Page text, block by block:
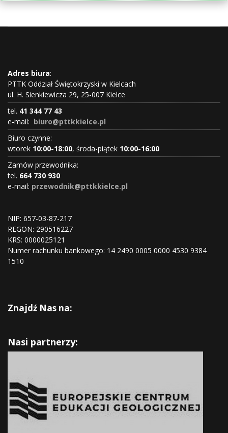
Adres biura:
PTTK Oddział Świętokrzyski w Kielcach
ul. H. Sienkiewicza 29, 25-007 Kielce
tel. 41 344 77 43
e-mail: biuro@pttkkielce.pl
Biuro czynne:
wtorek 10:00-18:00, środa-piątek 10:00-16:00
Zamów przewodnika:
tel. 664 730 930
e-mail: przewodnik@pttkkielce.pl
NIP: 657-03-87-217
REGON: 290516227
KRS: 0000025121
Numer rachunku bankowego: 14 2490 0005 0000 4530 9384
1510
Znajdź Nas na:
Nasi partnerzy: